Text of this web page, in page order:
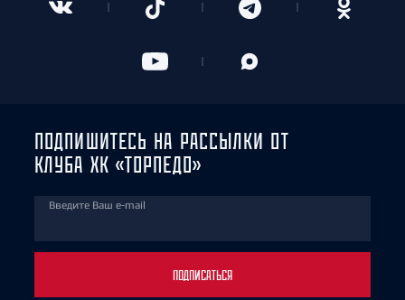
ПОДПИШИТЕСЬ НА РАССЫЛКИ ОТ
КЛУБА ХК «ТОРПЕДО»
Введите Ваш e-mail
ПОДПИСАТЬСЯ